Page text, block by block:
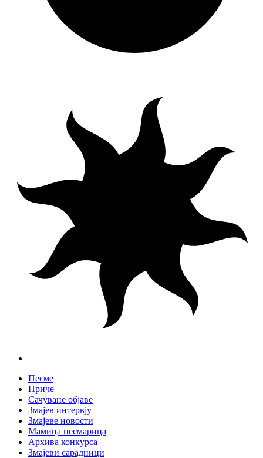
Песме
Приче
Сачуване објаве
Змајев интервју
Змајеве новости
Мамица песмарица
Архива конкурса
Змајеви сарадници